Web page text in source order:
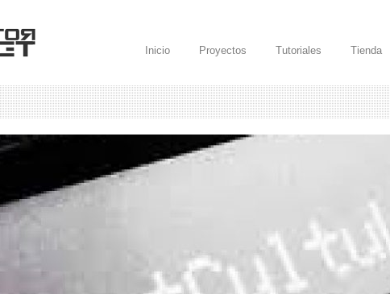
Inicio Proyectos Tutoriales Tienda